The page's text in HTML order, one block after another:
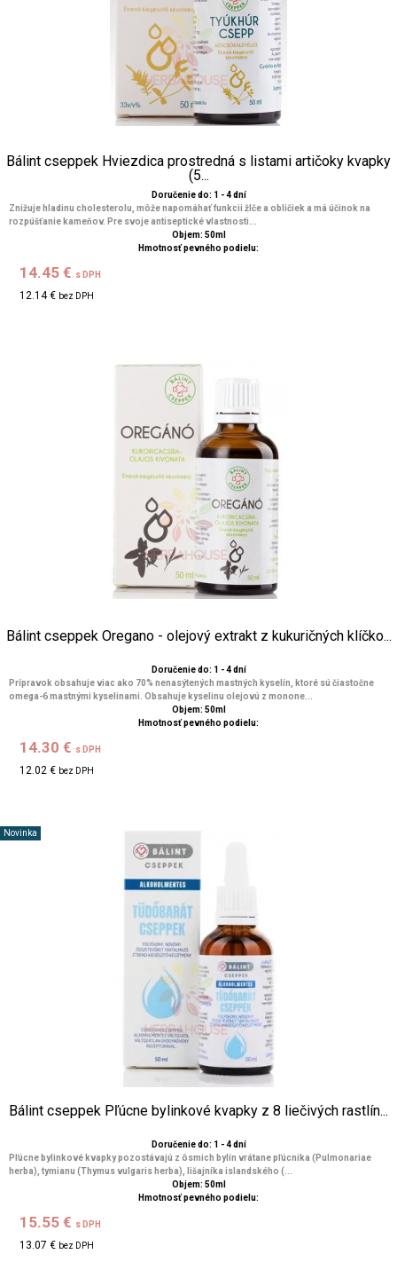
Bálint cseppek Hviezdica prostredná s listami artičoky kvapky
(5...
Doručenie do: 1 - 4 dní
Znižuje hladinu cholesterolu, môže napomáhať funkcii žlče a obličiek a má účinok na
rozpúšťanie kameňov. Pre svoje antiseptické vlastnosti...
Objem: 50ml
Hmotnosť pevného podielu:
14.45 € s DPH
12.14 € bez DPH
Bálint cseppek Oregano - olejový extrakt z kukuričných klíčko...
Doručenie do: 1 - 4 dní
Prípravok obsahuje viac ako 70% nenasýtených mastných kyselín, ktoré sú čiastočne
omega-6 mastnými kyselinami. Obsahuje kyselinu olejovú z monone...
Objem: 50ml
Hmotnosť pevného podielu:
14.30 € s DPH
12.02 € bez DPH
Novinka
Bálint cseppek Pľúcne bylinkové kvapky z 8 liečivých rastlín...
Doručenie do: 1 - 4 dní
Pľúcne bylinkové kvapky pozostávajú z ôsmich bylín vrátane pľúcnika (Pulmonariae
herba), tymianu (Thymus vulgaris herba), lišajníka islandského (...
Objem: 50ml
Hmotnosť pevného podielu:
15.55 € s DPH
13.07 € bez DPH